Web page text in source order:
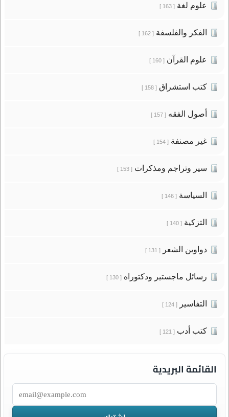
علوم لغة[ 163 ]
الفكر والفلسفة[ 162 ]
علوم القرآن[ 160 ]
كتب استشراق[ 158 ]
أصول الفقه[ 157 ]
غير مصنفة[ 154 ]
سير وتراجم ومذكرات[ 153 ]
السياسة[ 146 ]
التزكية[ 140 ]
دواوين الشعر[ 131 ]
رسائل ماجستير ودكتوراه[ 130 ]
التفاسير[ 124 ]
كتب أدب[ 121 ]
القائمة البريدية